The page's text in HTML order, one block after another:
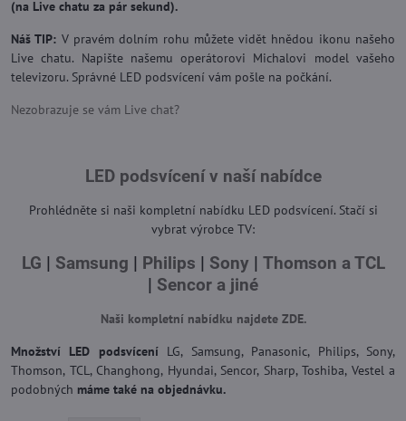
(na Live chatu za pár sekund).
Náš TIP: V pravém dolním rohu můžete vidět hnědou ikonu našeho
Live chatu. Napište našemu operátorovi Michalovi model vašeho
televizoru. Správné LED podsvícení vám pošle na počkání.
Nezobrazuje se vám Live chat?
LED podsvícení v naší nabídce
Prohlédněte si naši kompletní nabídku LED podsvícení. Stačí si
vybrat výrobce TV:
LG | Samsung | Philips | Sony| Thomson a TCL
| Sencor a jiné
Naši kompletní nabídku najdete ZDE.
Množství LED podsvíceníLG, Samsung, Panasonic, Philips, Sony,
Thomson, TCL, Changhong, Hyundai, Sencor, Sharp, Toshiba, Vestel a
podobných máme také na objednávku.